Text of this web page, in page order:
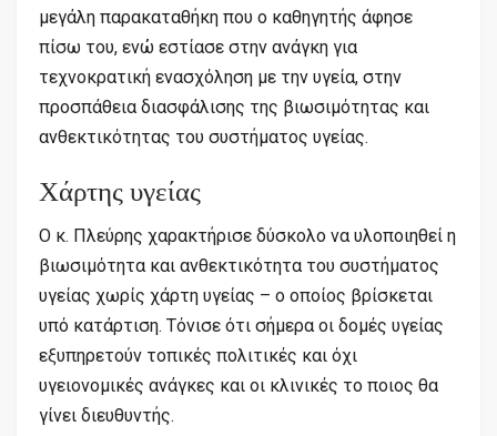
μεγάλη παρακαταθήκη που ο καθηγητής άφησε
πίσω του, ενώ εστίασε στην ανάγκη για
τεχνοκρατική ενασχόληση με την υγεία, στην
προσπάθεια διασφάλισης της βιωσιμότητας και
ανθεκτικότητας του συστήματος υγείας.
Χάρτης υγείας
Ο κ. Πλεύρης χαρακτήρισε δύσκολο να υλοποιηθεί η
βιωσιμότητα και ανθεκτικότητα του συστήματος
υγείας χωρίς χάρτη υγείας – ο οποίος βρίσκεται
υπό κατάρτιση. Τόνισε ότι σήμερα οι δομές υγείας
εξυπηρετούν τοπικές πολιτικές και όχι
υγειονομικές ανάγκες και οι κλινικές το ποιος θα
γίνει διευθυντής.